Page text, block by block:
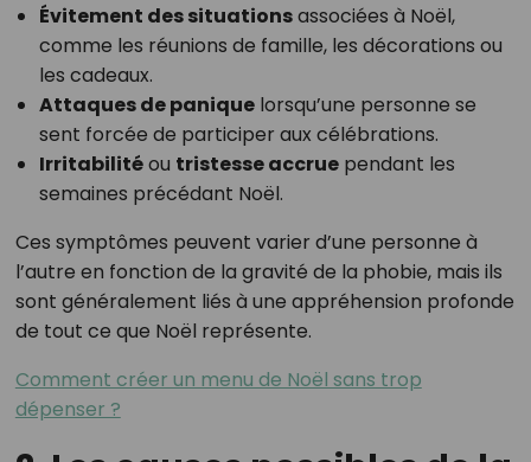
Évitement des situationsassociées à Noël,
comme les réunions de famille, les décorations ou
les cadeaux.
Attaques de paniquelorsqu’une personne se
sent forcée de participer aux célébrations.
Irritabilitéou tristesse accruependant les
semaines précédant Noël.
Ces symptômes peuvent varier d’une personne à
l’autre en fonction de la gravité de la phobie, mais ils
sont généralement liés à une appréhension profonde
de tout ce que Noël représente.
Comment créer un menu de Noël sans trop
dépenser ?